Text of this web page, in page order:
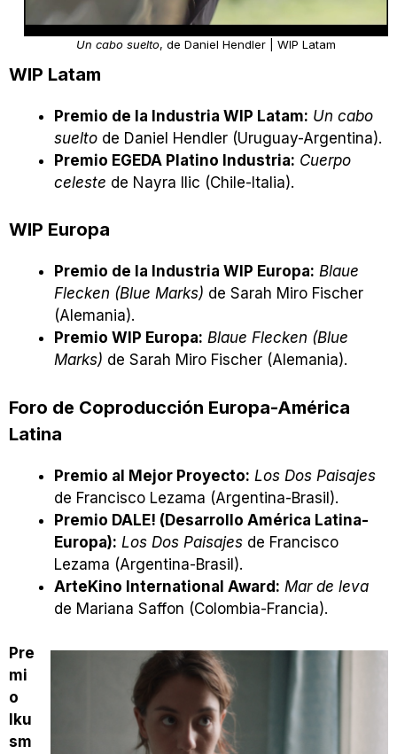
Un cabo suelto, de Daniel Hendler | WIP Latam
WIP Latam
Premio de la Industria WIP Latam: Un cabo
suelto de Daniel Hendler (Uruguay-Argentina).
Premio EGEDA Platino Industria: Cuerpo
celeste de Nayra Ilic (Chile-Italia).
WIP Europa
Premio de la Industria WIP Europa: Blaue
Flecken (Blue Marks) de Sarah Miro Fischer
(Alemania).
Premio WIP Europa: Blaue Flecken (Blue
Marks) de Sarah Miro Fischer (Alemania).
Foro de Coproducción Europa-América
Latina
Premio al Mejor Proyecto: Los Dos Paisajes
de Francisco Lezama (Argentina-Brasil).
Premio DALE! (Desarrollo América Latina-
Europa): Los Dos Paisajes de Francisco
Lezama (Argentina-Brasil).
ArteKino International Award: Mar de leva
de Mariana Saffon (Colombia-Francia).
Pre
mi
o
Iku
sm